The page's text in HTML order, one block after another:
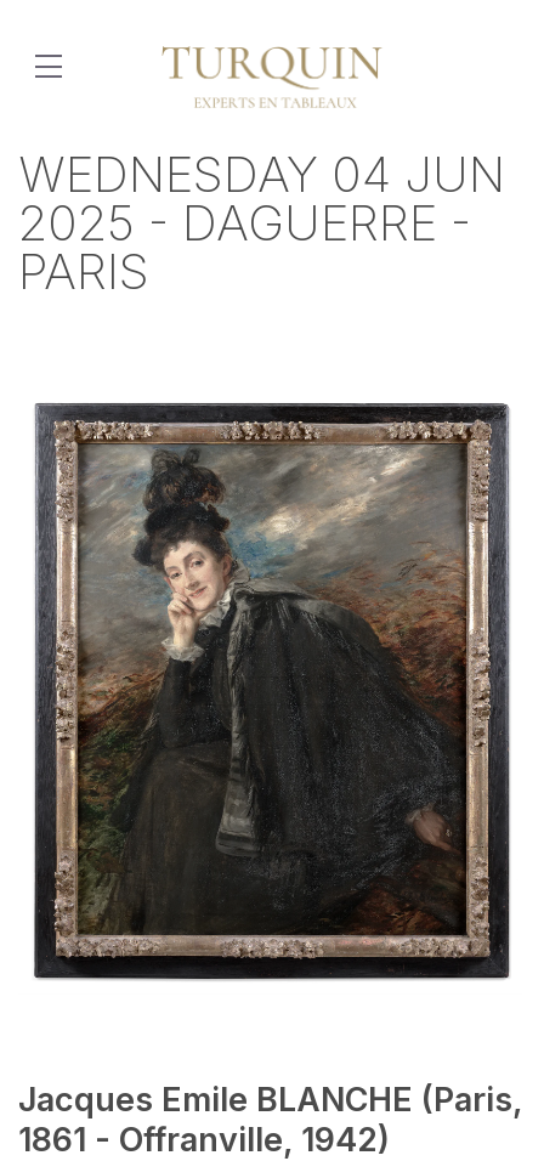
WEDNESDAY 04 JUN
2025 - DAGUERRE -
PARIS
Jacques Emile BLANCHE (Paris,
1861 - Offranville, 1942)